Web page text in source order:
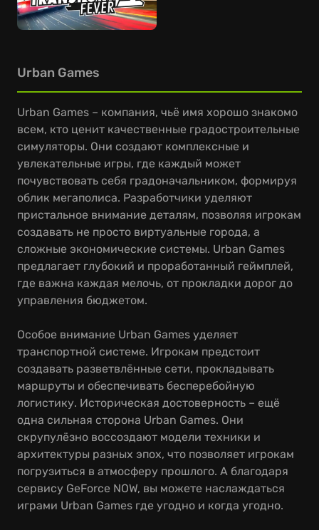
Urban Games
Urban Games – компания, чьё имя хорошо знакомо
всем, кто ценит качественные градостроительные
симуляторы. Они создают комплексные и
увлекательные игры, где каждый может
почувствовать себя градоначальником, формируя
облик мегаполиса. Разработчики уделяют
пристальное внимание деталям, позволяя игрокам
создавать не просто виртуальные города, а
сложные экономические системы. Urban Games
предлагает глубокий и проработанный геймплей,
где важна каждая мелочь, от прокладки дорог до
управления бюджетом.
Особое внимание Urban Games уделяет
транспортной системе. Игрокам предстоит
создавать разветвлённые сети, прокладывать
маршруты и обеспечивать бесперебойную
логистику. Историческая достоверность – ещё
одна сильная сторона Urban Games. Они
скрупулёзно воссоздают модели техники и
архитектуры разных эпох, что позволяет игрокам
погрузиться в атмосферу прошлого. А благодаря
сервису GeForce NOW, вы можете наслаждаться
играми Urban Games где угодно и когда угодно.